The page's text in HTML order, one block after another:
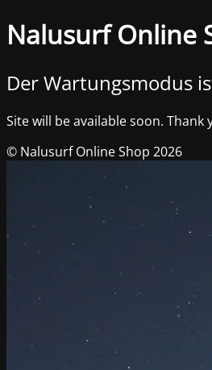
Nalusurf Online
Der Wartungsmodus
Site will be available soon.
© Nalusurf Online Shop 2026